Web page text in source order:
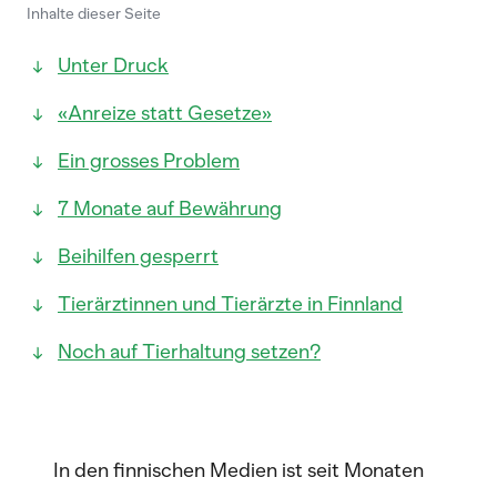
Inhalte dieser Seite
Unter Druck
«Anreize statt Gesetze»
Ein grosses Problem
7 Monate auf Bewährung
Beihilfen gesperrt
Tierärztinnen und Tierärzte in Finnland
Noch auf Tierhaltung setzen?
In den finnischen Medien ist seit Monaten